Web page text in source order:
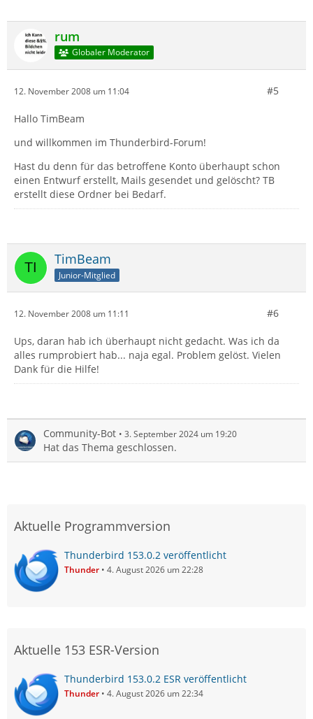
rum
Globaler Moderator
12. November 2008 um 11:04 #5
Hallo TimBeam
und willkommen im Thunderbird-Forum!
Hast du denn für das betroffene Konto überhaupt schon
einen Entwurf erstellt, Mails gesendet und gelöscht? TB
erstellt diese Ordner bei Bedarf.
TimBeam
Junior-Mitglied
12. November 2008 um 11:11 #6
Ups, daran hab ich überhaupt nicht gedacht. Was ich da
alles rumprobiert hab... naja egal. Problem gelöst. Vielen
Dank für die Hilfe!
Community-Bot 3. September 2024 um 19:20
Hat das Thema geschlossen.
Aktuelle Programmversion
Thunderbird 153.0.2 veröffentlicht
Thunder 4. August 2026 um 22:28
Aktuelle 153 ESR-Version
Thunderbird 153.0.2 ESR veröffentlicht
Thunder 4. August 2026 um 22:34